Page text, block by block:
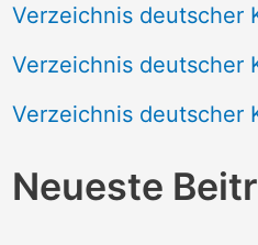
Verzeichnis deutscher
Verzeichnis deutscher
Verzeichnis deutscher
Neueste